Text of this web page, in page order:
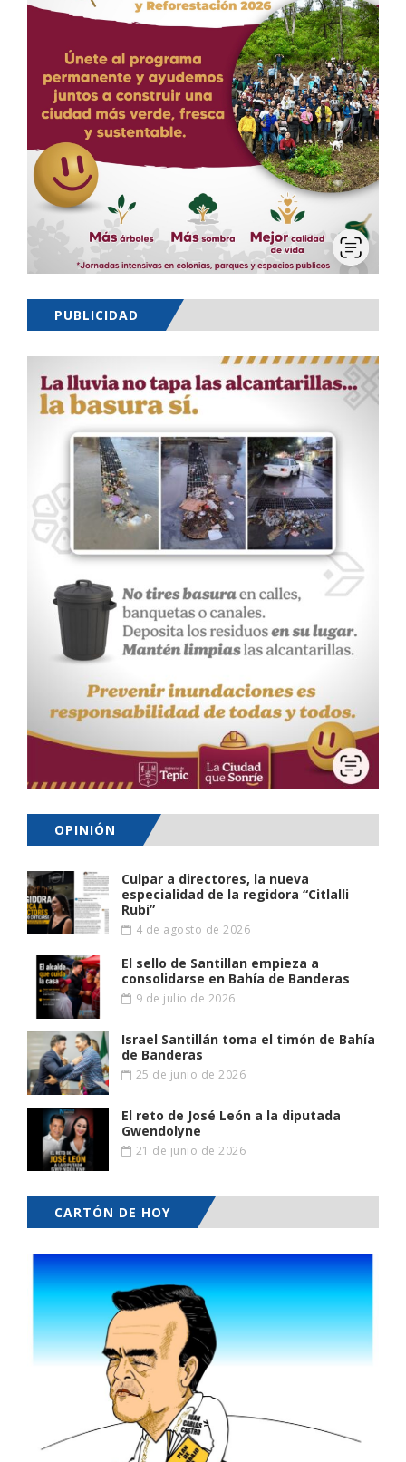
PUBLICIDAD
OPINIÓN
Culpar a directores, la nueva
especialidad de la regidora “Citlalli
Rubi”
4 de agosto de 2026
El sello de Santillan empieza a
consolidarse en Bahía de Banderas
9 de julio de 2026
Israel Santillán toma el timón de Bahía
de Banderas
25 de junio de 2026
El reto de José León a la diputada
Gwendolyne
21 de junio de 2026
CARTÓN DE HOY